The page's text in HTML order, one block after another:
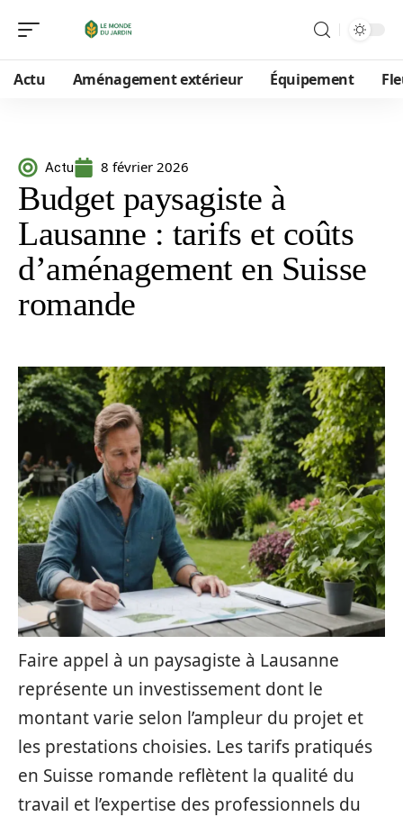
Actu Aménagement extérieur Équipement
Actu 8 février 2026
Budget paysagiste à
Lausanne : tarifs et coûts
d’aménagement en Suisse
romande
Faire appel à un paysagiste à Lausanne
représente un investissement dont le
montant varie selon l’ampleur du projet et
les prestations choisies. Les tarifs pratiqués
en Suisse romande reflètent la qualité du
travail et l’expertise des professionnels du